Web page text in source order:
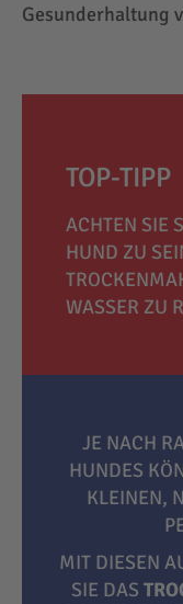
Gesunderhaltung
TOP-TIPP
ACHTEN SIE
HUND ZU
WASSER ZU
JE NACH
HUNDES
KLEINEN,
MIT DIESEN
SIE DAS